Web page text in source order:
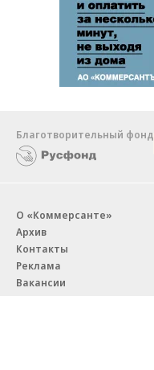
Благотворительный фонд
О «Коммерсанте»
Архив
Контакты
Реклама
Вакансии